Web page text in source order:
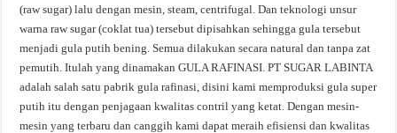
(raw sugar) lalu dengan mesin, steam, centrifugal. Dan teknologi unsur
warna raw sugar (coklat tua) tersebut dipisahkan sehingga gula tersebut
menjadi gula putih bening. Semua dilakukan secara natural dan tanpa zat
pemutih. Itulah yang dinamakan GULA RAFINASI. PT SUGAR LABINTA
adalah salah satu pabrik gula rafinasi, disini kami memproduksi gula super
putih itu dengan penjagaan kwalitas contril yang ketat. Dengan mesin-
mesin yang terbaru dan canggih kami dapat meraih efisiensi dan kwalitas